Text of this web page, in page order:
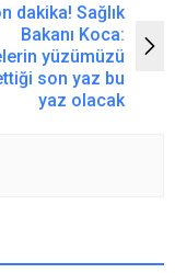
dakika! Sağlık
Bakanı Koca:
yüzümüzü
son yaz bu
yaz olacak